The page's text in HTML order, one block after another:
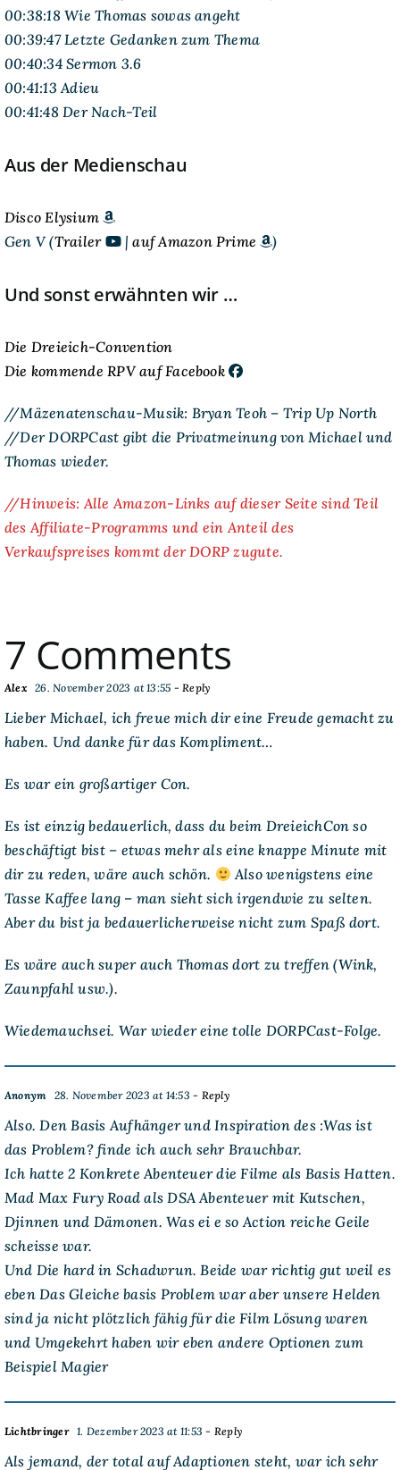
00:38:18 Wie Thomas sowas angeht
00:39:47 Letzte Gedanken zum Thema
00:40:34 Sermon 3.6
00:41:13 Adieu
00:41:48 Der Nach-Teil
Aus der Medienschau
Disco Elysium
Gen V (Trailer |auf Amazon Prime )
Und sonst erwähnten wir …
Die Dreieich-Convention
Die kommende RPV auf Facebook
//Mäzenatenschau-Musik: Bryan Teoh – Trip Up North
//Der DORPCast gibt die Privatmeinung von Michael und
Thomas wieder.
//Hinweis: Alle Amazon-Links auf dieser Seite sind Teil
des Affiliate-Programms und ein Anteil des
Verkaufspreises kommt der DORP zugute.
7 Comments
Alex 26. November 2023 at 13:55 - Reply
Lieber Michael, ich freue mich dir eine Freude gemacht zu
haben. Und danke für das Kompliment…
Es war ein großartiger Con.
Es ist einzig bedauerlich, dass du beim DreieichCon so
beschäftigt bist – etwas mehr als eine knappe Minute mit
dir zu reden, wäre auch schön.
Also wenigstens eine
Tasse Kaffee lang – man sieht sich irgendwie zu selten.
Aber du bist ja bedauerlicherweise nicht zum Spaß dort.
Es wäre auch super auch Thomas dort zu treffen (Wink,
Zaunpfahl usw.).
Wiedemauchsei. War wieder eine tolle DORPCast-Folge.
Anonym 28. November 2023 at 14:53 - Reply
Also. Den Basis Aufhänger und Inspiration des :Was ist
das Problem? finde ich auch sehr Brauchbar.
Ich hatte 2 Konkrete Abenteuer die Filme als Basis Hatten.
Mad Max Fury Road als DSA Abenteuer mit Kutschen,
Djinnen und Dämonen. Was ei e so Action reiche Geile
scheisse war.
Und Die hard in Schadwrun. Beide war richtig gut weil es
eben Das Gleiche basis Problem war aber unsere Helden
sind ja nicht plötzlich fähig für die Film Lösung waren
und Umgekehrt haben wir eben andere Optionen zum
Beispiel Magier
Lichtbringer 1. Dezember 2023 at 11:53 - Reply
Als jemand, der total auf Adaptionen steht, war ich sehr